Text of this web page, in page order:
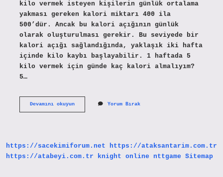
kilo vermek isteyen kişilerin günlük ortalama
yakması gereken kalori miktarı 400 ila
500’dür. Ancak bu kalori açığının günlük
olarak oluşturulması gerekir. Bu seviyede bir
kalori açığı sağlandığında, yaklaşık iki hafta
içinde kilo kaybı başlayabilir. 1 haftada 5
kilo vermek için günde kaç kalori almalıyım?
5…
Devamını okuyunDiyet
Almali
Yorum Bırak
https://sacekimiforum.net
https://ataksantarim.com.tr
https://atabeyi.com.tr
knight online nttgame Sitemap